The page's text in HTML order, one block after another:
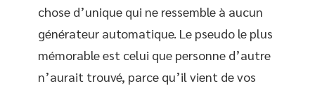
chose d’unique qui ne ressemble à aucun
générateur automatique. Le pseudo le plus
mémorable est celui que personne d’autre
n’aurait trouvé, parce qu’il vient de vos